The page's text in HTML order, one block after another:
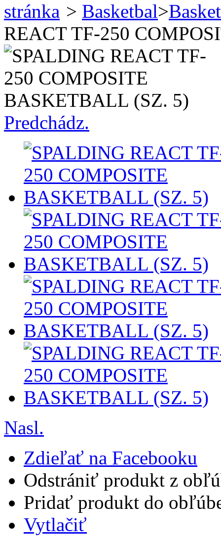
> Basketbal>
REACT TF-250
Predchádz.
Nasl.
Zdieľať na Facebooku
Odstrániť produkt z
Pridať produkt do
Vytlačiť